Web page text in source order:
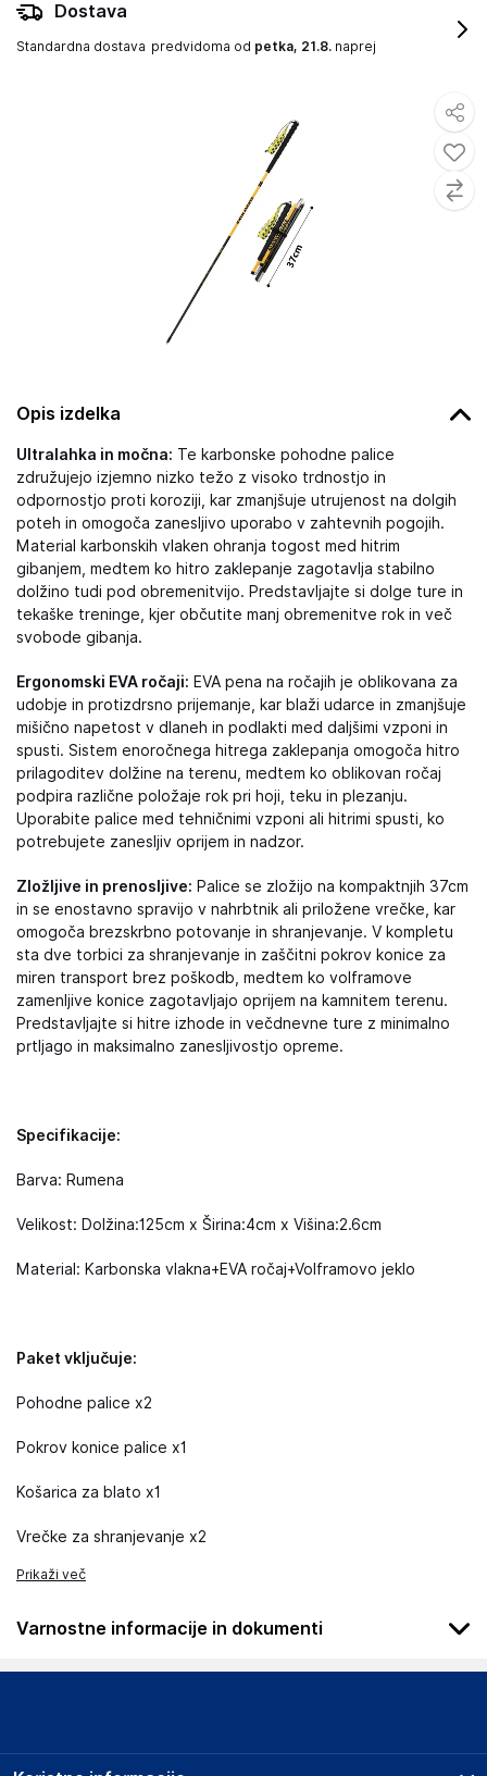
Opis izdelka
Ultralahka in močna: Te karbonske pohodne palice
združujejo izjemno nizko težo z visoko trdnostjo in
odpornostjo proti koroziji, kar zmanjšuje utrujenost na dolgih
poteh in omogoča zanesljivo uporabo v zahtevnih pogojih.
Material karbonskih vlaken ohranja togost med hitrim
gibanjem, medtem ko hitro zaklepanje zagotavlja stabilno
dolžino tudi pod obremenitvijo. Predstavljajte si dolge ture in
tekaške treninge, kjer občutite manj obremenitve rok in več
svobode gibanja.
Ergonomski EVA ročaji: EVA pena na ročajih je oblikovana za
udobje in protizdrsno prijemanje, kar blaži udarce in zmanjšuje
mišično napetost v dlaneh in podlakti med daljšimi vzponi in
spusti. Sistem enoročnega hitrega zaklepanja omogoča hitro
prilagoditev dolžine na terenu, medtem ko oblikovan ročaj
podpira različne položaje rok pri hoji, teku in plezanju.
Uporabite palice med tehničnimi vzponi ali hitrimi spusti, ko
potrebujete zanesljiv oprijem in nadzor.
Zložljive in prenosljive: Palice se zložijo na kompaktnjih 37cm
in se enostavno spravijo v nahrbtnik ali priložene vrečke, kar
omogoča brezskrbno potovanje in shranjevanje. V kompletu
sta dve torbici za shranjevanje in zaščitni pokrov konice za
miren transport brez poškodb, medtem ko volframove
zamenljive konice zagotavljajo oprijem na kamnitem terenu.
Predstavljajte si hitre izhode in večdnevne ture z minimalno
prtljago in maksimalno zanesljivostjo opreme.
Specifikacije:
Barva: Rumena
Velikost: Dolžina:125cm x Širina:4cm x Višina:2.6cm
Material: Karbonska vlakna+EVA ročaj+Volframovo jeklo
Paket vključuje:
Pohodne palice x2
Pokrov konice palice x1
Košarica za blato x1
Vrečke za shranjevanje x2
Prikaži več
Varnostne informacije in dokumenti
Pred uporabo zaklenite drogove. Preverite, ali so
Dostava
Standardna dostava predvidoma od petka, 21.8. naprej